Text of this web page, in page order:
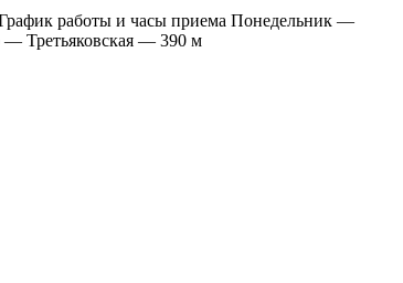
работы и часы приема Понедельник —
Третьяковская — 390 м